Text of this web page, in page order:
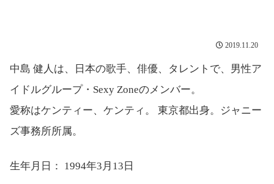
2019.11.20
中島 健人は、日本の歌手、俳優、タレントで、男性ア
イドルグループ・Sexy Zoneのメンバー。
愛称はケンティー、ケンティ。 東京都出身。ジャニー
ズ事務所所属。
生年月日： 1994年3月13日